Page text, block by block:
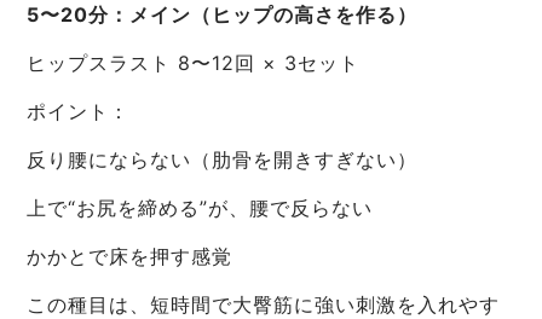
5〜20分：メイン（ヒップの高さを作る）
ヒップスラスト 8〜12回 × 3セット
ポイント：
反り腰にならない（肋骨を開きすぎない）
上で“お尻を締める”が、腰で反らない
かかとで床を押す感覚
この種目は、短時間で大臀筋に強い刺激を入れやす